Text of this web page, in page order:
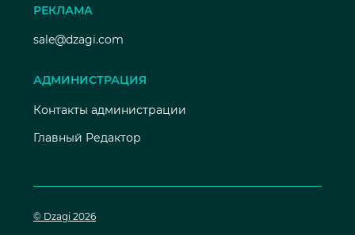
РЕКЛАМА
sale@dzagi.com
АДМИНИСТРАЦИЯ
Контакты администрации
Главный Редактор
© Dzagi 2026